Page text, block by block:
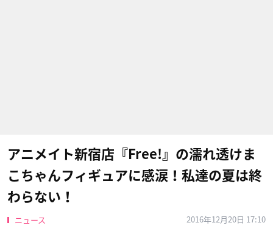
アニメイト新宿店『Free!』の濡れ透けま
こちゃんフィギュアに感涙！私達の夏は終
わらない！
ニュース
2016年12月20日 17:10